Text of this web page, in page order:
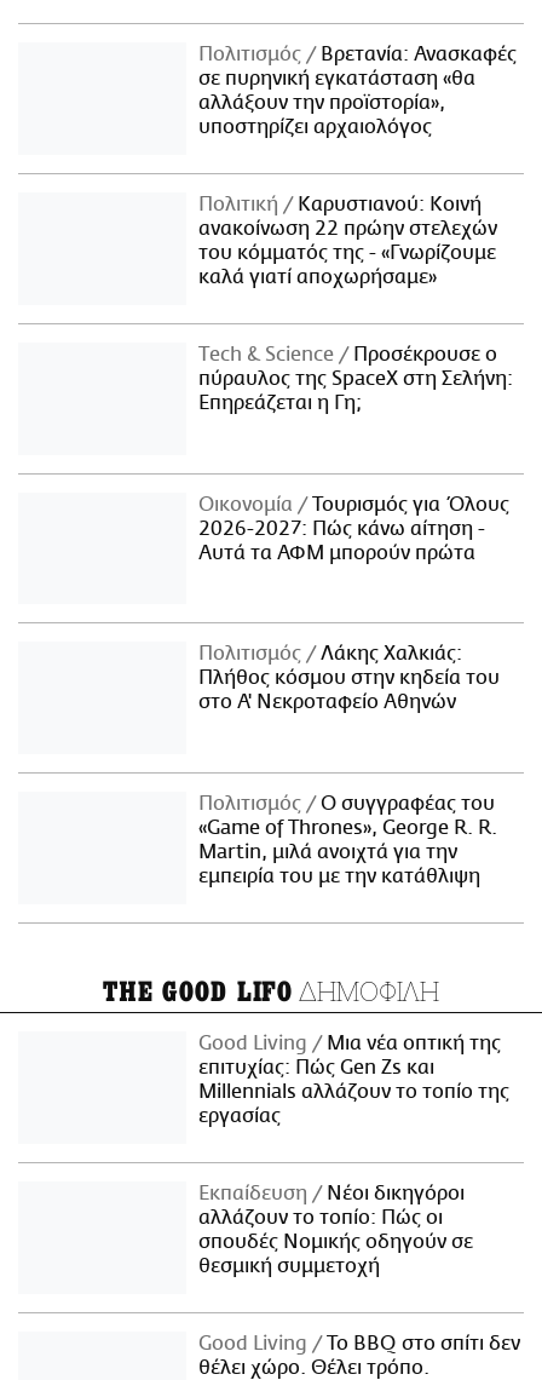
Πολιτισμός
Βρετανία: Ανασκαφές
σε πυρηνική εγκατάσταση «θα
αλλάξουν την προϊστορία»,
υποστηρίζει αρχαιολόγος
Πολιτική
Καρυστιανού: Κοινή
ανακοίνωση 22 πρώην στελεχών
του κόμματός της - «Γνωρίζουμε
καλά γιατί αποχωρήσαμε»
Τech & Science
Προσέκρουσε ο
πύραυλος της SpaceX στη Σελήνη:
Επηρεάζεται η Γη;
Οικονομία
Τουρισμός για Όλους
2026-2027: Πώς κάνω αίτηση -
Αυτά τα ΑΦΜ μπορούν πρώτα
Πολιτισμός
Λάκης Χαλκιάς:
Πλήθος κόσμου στην κηδεία του
στο Α' Νεκροταφείο Αθηνών
Πολιτισμός
Ο συγγραφέας του
«Game of Thrones», George R. R.
Martin, μιλά ανοιχτά για την
εμπειρία του με την κατάθλιψη
THE GOOD LIFO ΔΗΜΟΦΙΛΗ
Good Living
Μια νέα οπτική της
επιτυχίας: Πώς Gen Zs και
Millennials αλλάζουν το τοπίο της
εργασίας
Εκπαίδευση
Νέοι δικηγόροι
αλλάζουν το τοπίο: Πώς οι
σπουδές Νομικής οδηγούν σε
θεσμική συμμετοχή
Good Living
Το BBQ στο σπίτι δεν
θέλει χώρο. Θέλει τρόπο.